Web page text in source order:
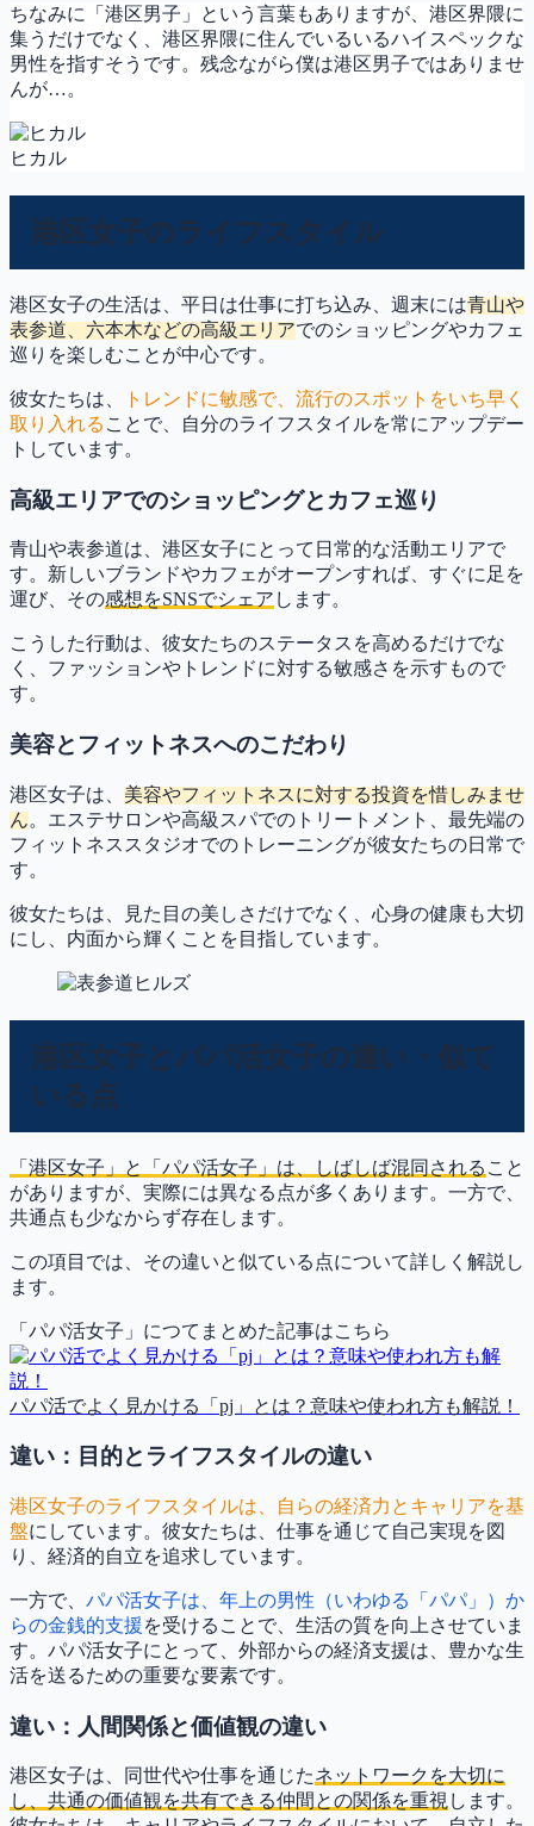
ちなみに「港区男子」という言葉もありますが、港区界隈に
集うだけでなく、港区界隈に住んでいるいるハイスペックな
男性を指すそうです。残念ながら僕は港区男子ではありませ
んが…。
ヒカル
港区女子のライフスタイル
港区女子の生活は、平日は仕事に打ち込み、週末には青山や
表参道、六本木などの高級エリアでのショッピングやカフェ
巡りを楽しむことが中心です。
彼女たちは、
トレンドに敏感で、流行のスポットをいち早く
取り入れる ことで、自分のライフスタイルを常にアップデー
トしています。
高級エリアでのショッピングとカフェ巡り
青山や表参道は、港区女子にとって日常的な活動エリアで
す。新しいブランドやカフェがオープンすれば、すぐに足を
運び、その感想をSNSでシェア します。
こうした行動は、彼女たちのステータスを高めるだけでな
く、ファッションやトレンドに対する敏感さを示すもので
す。
美容とフィットネスへのこだわり
港区女子は、 美容やフィットネスに対する投資を惜しみませ
ん。エステサロンや高級スパでのトリートメント、最先端の
フィットネススタジオでのトレーニングが彼女たちの日常で
す。
彼女たちは、見た目の美しさだけでなく、心身の健康も大切
にし、内面から輝くことを目指しています。
港区女子とパパ活女子の違い・似て
いる点
「港区女子」と「パパ活女子」は、しばしば混同される こと
がありますが、実際には異なる点が多くあります。一方で、
共通点も少なからず存在します。
この項目では、その違いと似ている点について詳しく解説し
ます。
「パパ活女子」につてまとめた記事はこちら
パパ活でよく見かける「pj」とは？意味や使われ方も解説！
違い：目的とライフスタイルの違い
港区女子のライフスタイルは、自らの経済力とキャリアを基
盤にしています。彼女たちは、仕事を通じて自己実現を図
り、経済的自立を追求しています。
一方で、 パパ活女子は、年上の男性（いわゆる「パパ」）か
らの金銭的支援を受けることで、生活の質を向上させていま
す。パパ活女子にとって、外部からの経済支援は、豊かな生
活を送るための重要な要素です。
違い：人間関係と価値観の違い
港区女子は、同世代や仕事を通じたネットワークを大切に
し、共通の価値観を共有できる仲間との関係を重視します。